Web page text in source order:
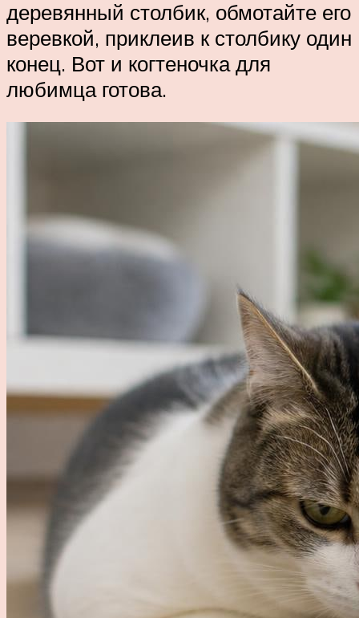
деревянный столбик, обмотайте его
веревкой, приклеив к столбику один
конец. Вот и когтеночка для
любимца готова.